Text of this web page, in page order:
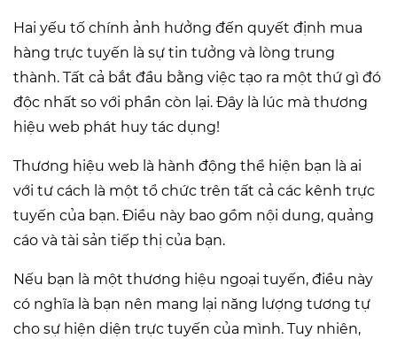
Hai yếu tố chính ảnh hưởng đến quyết định mua
hàng trực tuyến là sự tin tưởng và lòng trung
thành. Tất cả bắt đầu bằng việc tạo ra một thứ gì đó
độc nhất so với phần còn lại. Đây là lúc mà thương
hiệu web phát huy tác dụng!
Thương hiệu web là hành động thể hiện bạn là ai
với tư cách là một tổ chức trên tất cả các kênh trực
tuyến của bạn. Điều này bao gồm nội dung, quảng
cáo và tài sản tiếp thị của bạn.
Nếu bạn là một thương hiệu ngoại tuyến, điều này
có nghĩa là bạn nên mang lại năng lượng tương tự
cho sự hiện diện trực tuyến của mình. Tuy nhiên,